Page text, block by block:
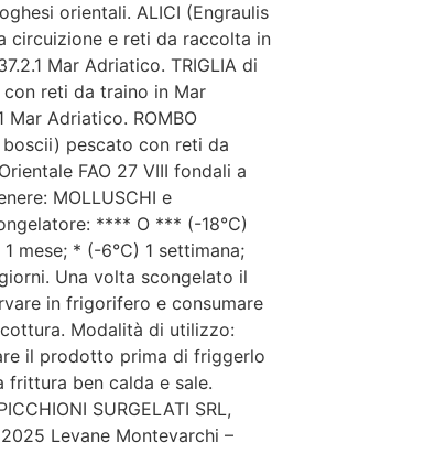
orientali. ALICI (Engraulis
circuizione e reti da raccolta in
Mar Adriatico. TRIGLIA di
reti da traino in Mar
Mar Adriatico. ROMBO
boscii) pescato con reti da
FAO 27 VIII fondali a
MOLLUSCHI e
**** O *** (-18°C)
mese; * (-6°C) 1 settimana;
Una volta scongelato il
in frigorifero e consumare
Modalità di utilizzo:
il prodotto prima di friggerlo
frittura ben calda e sale.
SURGELATI SRL,
Levane Montevarchi –